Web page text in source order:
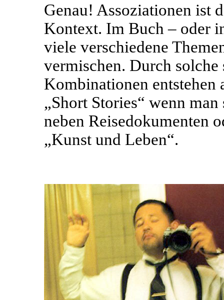
Genau! Assoziationen ist
Kontext. Im Buch – oder
viele verschiedene
vermischen. Durch
Kombinationen entstehen
„Short Stories“ wenn
neben Reisedokumenten
„Kunst und Leben“.